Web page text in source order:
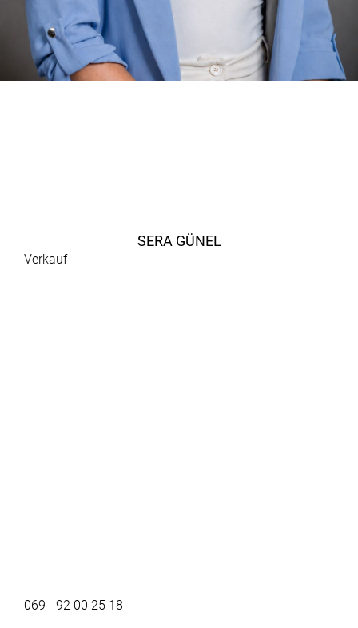
SERA GÜNEL
Verkauf
069 - 92 00 25 18